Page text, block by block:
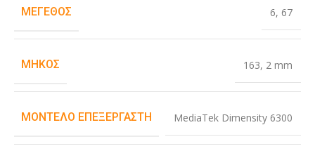
ΜΈΓΕΘΟΣ 6, 67
ΜΉΚΟΣ 163, 2 mm
ΜΟΝΤΈΛΟ ΕΠΕΞΕΡΓΑΣΤΉ MediaTek Dimensity 6300